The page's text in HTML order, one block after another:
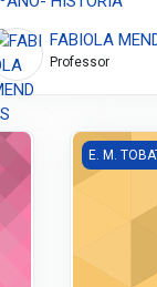
FABIOLA
Professor
7º ANO-
E. M.